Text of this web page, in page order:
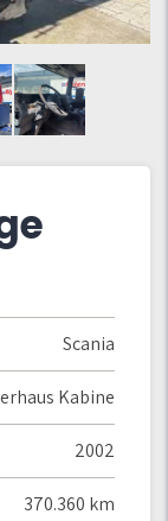
Scania
Kabine
2002
370.360 km